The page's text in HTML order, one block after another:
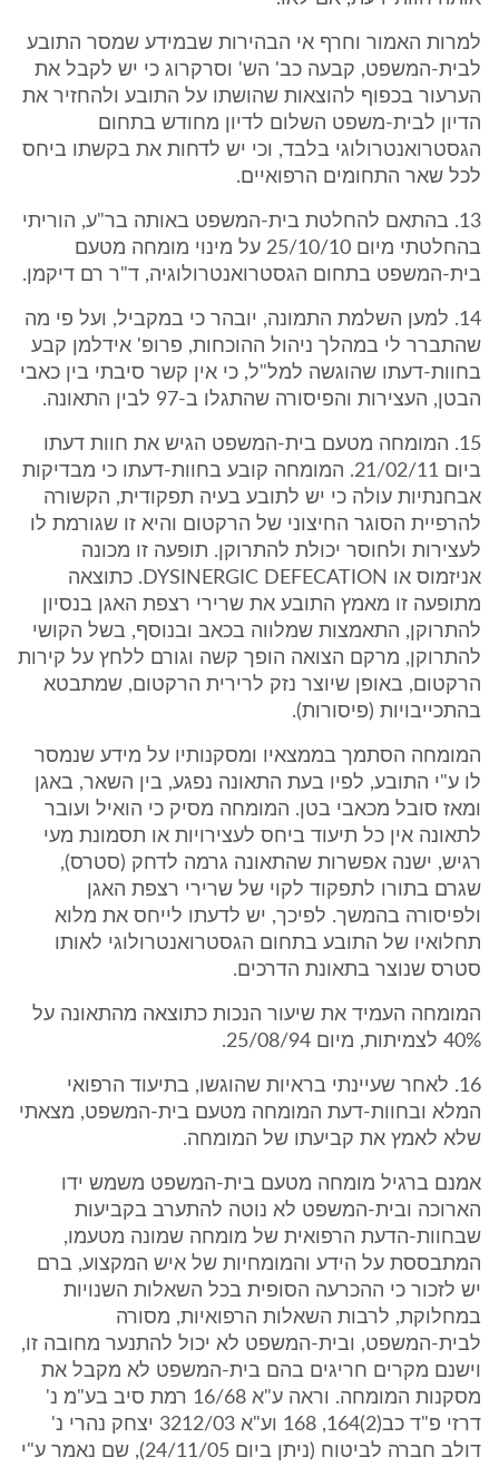
למרות האמור וחרף אי הבהירות שבמידע שמסר התובע
לבית-המשפט, קבעה כב' הש' וסרקרוג כי יש לקבל את
הערעור בכפוף להוצאות שהושתו על התובע ולהחזיר את
הדיון לבית-משפט השלום לדיון מחודש בתחום
הגסטרואנטרולוגי בלבד, וכי יש לדחות את בקשתו ביחס
לכל שאר התחומים הרפואיים.
13. בהתאם להחלטת בית-המשפט באותה בר"ע, הוריתי
בהחלטתי מיום 25/10/10 על מינוי מומחה מטעם
בית-המשפט בתחום הגסטרואנטרולוגיה, ד"ר רם דיקמן.
14. למען השלמת התמונה, יובהר כי במקביל, ועל פי מה
שהתברר לי במהלך ניהול ההוכחות, פרופ' אידלמן קבע
בחוות-דעתו שהוגשה למל"ל, כי אין קשר סיבתי בין כאבי
הבטן, העצירות והפיסורה שהתגלו ב-97 לבין התאונה.
15. המומחה מטעם בית-המשפט הגיש את חוות דעתו
ביום 21/02/11. המומחה קובע בחוות-דעתו כי מבדיקות
אבחנתיות עולה כי יש לתובע בעיה תפקודית, הקשורה
להרפיית הסוגר החיצוני של הרקטום והיא זו שגורמת לו
לעצירות ולחוסר יכולת להתרוקן. תופעה זו מכונה
אניזמוס או DYSINERGIC DEFECATION. כתוצאה
מתופעה זו מאמץ התובע את שרירי רצפת האגן בנסיון
להתרוקן, התאמצות שמלווה בכאב ובנוסף, בשל הקושי
להתרוקן, מרקם הצואה הופך קשה וגורם ללחץ על קירות
הרקטום, באופן שיוצר נזק לרירית הרקטום, שמתבטא
בהתכייבויות (פיסורות).
המומחה הסתמך בממצאיו ומסקנותיו על מידע שנמסר
לו ע"י התובע, לפיו בעת התאונה נפגע, בין השאר, באגן
ומאז סובל מכאבי בטן. המומחה מסיק כי הואיל ועובר
לתאונה אין כל תיעוד ביחס לעצירויות או תסמונת מעי
רגיש, ישנה אפשרות שהתאונה גרמה לדחק (סטרס),
שגרם בתורו לתפקוד לקוי של שרירי רצפת האגן
ולפיסורה בהמשך. לפיכך, יש לדעתו לייחס את מלוא
תחלואיו של התובע בתחום הגסטרואנטרולוגי לאותו
סטרס שנוצר בתאונת הדרכים.
המומחה העמיד את שיעור הנכות כתוצאה מהתאונה על
40% לצמיתות, מיום 25/08/94.
16. לאחר שעיינתי בראיות שהוגשו, בתיעוד הרפואי
המלא ובחוות-דעת המומחה מטעם בית-המשפט, מצאתי
שלא לאמץ את קביעתו של המומחה.
אמנם ברגיל מומחה מטעם בית-המשפט משמש ידו
הארוכה ובית-המשפט לא נוטה להתערב בקביעות
שבחוות-הדעת הרפואית של מומחה שמונה מטעמו,
המתבססת על הידע והמומחיות של איש המקצוע, ברם
יש לזכור כי ההכרעה הסופית בכל השאלות השנויות
במחלוקת, לרבות השאלות הרפואיות, מסורה
לבית-המשפט, ובית-המשפט לא יכול להתנער מחובה זו,
וישנם מקרים חריגים בהם בית-המשפט לא מקבל את
מסקנות המומחה. וראה ע"א 16/68 רמת סיב בע"מ נ'
דרזי פ"ד כב(2)164, 168 וע"א 3212/03 יצחק נהרי נ'
דולב חברה לביטוח (ניתן ביום 24/11/05), שם נאמר ע"י